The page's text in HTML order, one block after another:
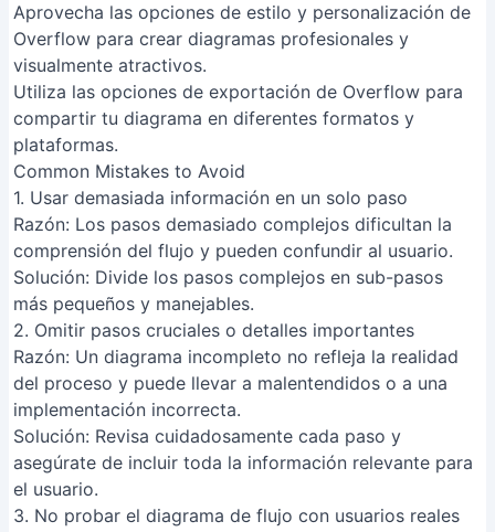
Aprovecha las opciones de estilo y personalización de
Overflow para crear diagramas profesionales y
visualmente atractivos.
Utiliza las opciones de exportación de Overflow para
compartir tu diagrama en diferentes formatos y
plataformas.
Common Mistakes to Avoid
1. Usar demasiada información en un solo paso
Razón: Los pasos demasiado complejos dificultan la
comprensión del flujo y pueden confundir al usuario.
Solución: Divide los pasos complejos en sub-pasos
más pequeños y manejables.
2. Omitir pasos cruciales o detalles importantes
Razón: Un diagrama incompleto no refleja la realidad
del proceso y puede llevar a malentendidos o a una
implementación incorrecta.
Solución: Revisa cuidadosamente cada paso y
asegúrate de incluir toda la información relevante para
el usuario.
3. No probar el diagrama de flujo con usuarios reales